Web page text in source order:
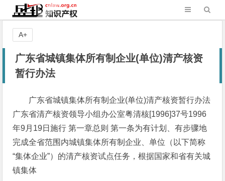
广东省城镇集体所有制企业(单位)清产核资
暂行办法
广东省城镇集体所有制企业(单位)清产核资暂行办法
广东省清产核资领导小组办公室粤清核[1996]37号1996
年9月19日施行 第一章总则 第一条为有计划、有步骤地
完成全省范围内城镇集体所有制企业、单位（以下简称
“集体企业”）的清产核资试点任务，根据国家和省有关城
镇集体
A+